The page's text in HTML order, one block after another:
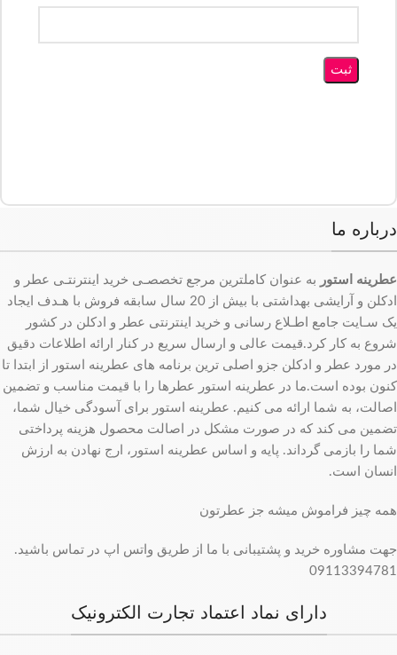
درباره ما
عطرینه استور به عنوان کاملترین مرجع تخصصـی خرید اینترنتـی عطر و
ادکلن و آرایشی بهداشتی با بیش از 20 سال سابقه فروش با هـدف ایجاد
یک سـایت جامع اطـلاع رسانی و خرید اینترنتی عطر و ادکلن در کشور
شروع به کار کرد.قیمت عالی و ارسال سریع در کنار ارائه اطلاعات دقیق
در مورد عطر و ادکلن جزو اصلی ترین برنامه های عطرینه استور از ابتدا تا
کنون بوده است.ما در عطرینه استور عطرها را با قیمت مناسب و تضمین
اصالت، به شما ارائه می کنیم. عطرینه استور برای آسودگی خیال شما،
تضمین می کند که در صورت مشکل در اصالت محصول هزینه پرداختی
شما را بازمی گرداند. پایه و اساس عطرینه استور، ارج نهادن به ارزش
انسان است.
همه چیز فراموش میشه جز عطرتون
جهت مشاوره خرید و پشتیبانی با ما از طریق واتس اپ در تماس باشید.
09113394781
دارای نماد اعتماد تجارت الکترونیک